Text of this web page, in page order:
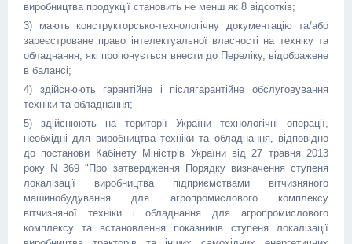
виробництва продукції становить не менш як 8 відсотків;
3) мають конструкторсько-технологічну документацію та/або
зареєстроване право інтелектуальної власності на техніку та
обладнання, які пропонується внести до Переліку, відображене
в балансі;
4) здійснюють гарантійне і післягарантійне обслуговування
техніки та обладнання;
5) здійснюють на території України технологічні операції,
необхідні для виробництва техніки та обладнання, відповідно
до постанови Кабінету Міністрів України від 27 травня 2013
року N 369 "Про затвердження Порядку визначення ступеня
локалізації виробництва підприємствами вітчизняного
машинобудування для агропромислового комплексу
вітчизняної техніки і обладнання для агропромислового
комплексу та встановлення показників ступеня локалізації